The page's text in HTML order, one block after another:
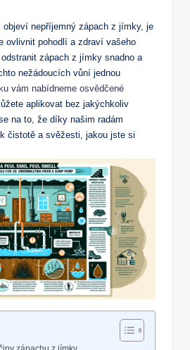
objeví nepříjemný zápach z jímky, je
ovlivnit pohodlí a zdraví vašeho
zápach z jímky snadno a
nežádoucích vůní jednou
vám nabídneme osvědčené
aplikovat bez jakýchkoliv
na to, že díky našim radám
čistotě a svěžesti, jakou jste si